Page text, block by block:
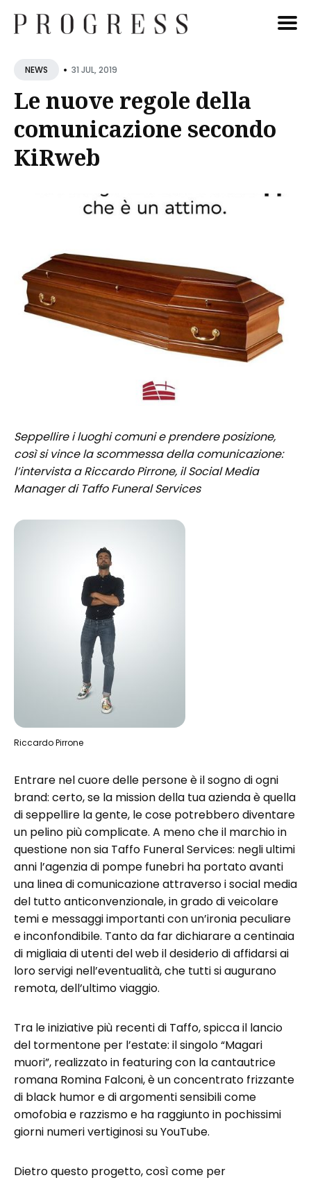
Cerca
NEWS • 31 JUL, 2019
Le nuove regole della
comunicazione secondo
KiRweb
Seppellire i luoghi comuni e prendere posizione,
così si vince la scommessa della comunicazione:
l’intervista a Riccardo Pirrone, il Social Media
Manager di Taffo Funeral Services
Riccardo Pirrone
Entrare nel cuore delle persone è il sogno di ogni
brand: certo, se la mission della tua azienda è quella
di seppellire la gente, le cose potrebbero diventare
un pelino più complicate. A meno che il marchio in
questione non sia Taffo Funeral Services: negli ultimi
anni l’agenzia di pompe funebri ha portato avanti
una linea di comunicazione attraverso i social media
del tutto anticonvenzionale, in grado di veicolare
temi e messaggi importanti con un’ironia peculiare
e inconfondibile. Tanto da far dichiarare a centinaia
di migliaia di utenti del web il desiderio di affidarsi ai
loro servigi nell’eventualità, che tutti si augurano
remota, dell’ultimo viaggio.
Tra le iniziative più recenti di Taffo, spicca il lancio
del tormentone per l’estate: il singolo “Magari
muori”, realizzato in featuring con la cantautrice
romana Romina Falconi, è un concentrato frizzante
di black humor e di argomenti sensibili come
omofobia e razzismo e ha raggiunto in pochissimi
giorni numeri vertiginosi su YouTube.
Dietro questo progetto, così come per